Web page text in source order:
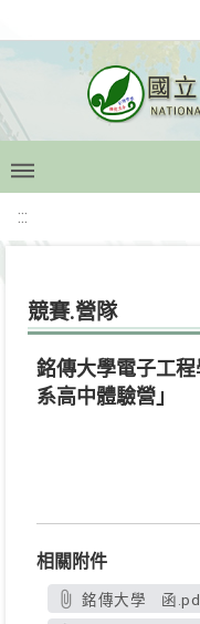
:::
競賽.營隊
銘傳大學電子工
系高中體驗營」
相關附件
銘傳大學 函